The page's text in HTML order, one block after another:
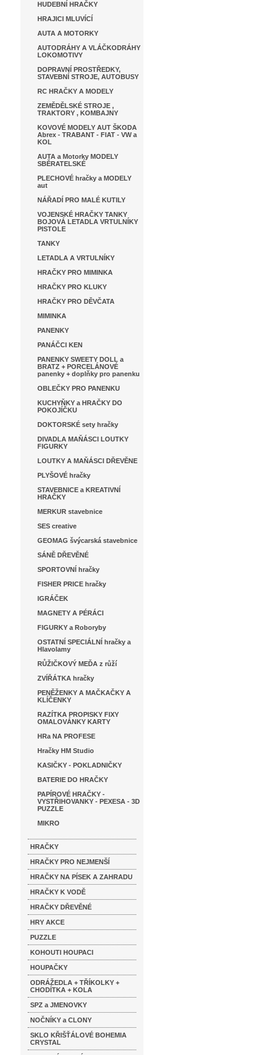
HUDEBNÍ HRAČKY
HRAJICI MLUVÍCÍ
AUTA A MOTORKY
AUTODRÁHY A VLÁČKODRÁHY
LOKOMOTIVY
DOPRAVNÍ PROSTŘEDKY,
STAVEBNÍ STROJE, AUTOBUSY
RC HRAČKY A MODELY
ZEMĚDĚLSKÉ STROJE ,
TRAKTORY , KOMBAJNY
KOVOVÉ MODELY AUT ŠKODA
Abrex - TRABANT - FIAT - VW a
KOL
AUTA a Motorky MODELY
SBĚRATELSKÉ
PLECHOVÉ hračky a MODELY
aut
NÁŘADÍ PRO MALÉ KUTILY
VOJENSKÉ HRAČKY TANKY
BOJOVÁ LETADLA VRTULNÍKY
PISTOLE
TANKY
LETADLA A VRTULNÍKY
HRAČKY PRO MIMINKA
HRAČKY PRO KLUKY
HRAČKY PRO DĚVČATA
MIMINKA
PANENKY
PANÁČCI KEN
PANENKY SWEETY DOLL a
BRATZ + PORCELÁNOVÉ
panenky + doplňky pro panenku
OBLEČKY PRO PANENKU
KUCHYŇKY a HRAČKY DO
POKOJÍČKU
DOKTORSKÉ sety hračky
DIVADLA MAŇÁSCI LOUTKY
FIGURKY
LOUTKY A MAŇÁSCI DŘEVĚNE
PLYŠOVÉ hračky
STAVEBNICE a KREATIVNÍ
HRAČKY
MERKUR stavebnice
SES creative
GEOMAG švýcarská stavebnice
SÁNĚ DŘEVĚNÉ
SPORTOVNÍ hračky
FISHER PRICE hračky
IGRÁČEK
MAGNETY A PÉRÁCI
FIGURKY a Roboryby
OSTATNÍ SPECIÁLNÍ hračky a
Hlavolamy
RŮŽIČKOVÝ MEĎA z růží
ZVÍŘÁTKA hračky
PENĚŽENKY A MAČKAČKY A
KLÍČENKY
RAZÍTKA PROPISKY FIXY
OMALOVÁNKY KARTY
HRa NA PROFESE
Hračky HM Studio
KASIČKY - POKLADNIČKY
BATERIE DO HRAČKY
PAPÍROVÉ HRAČKY -
VYSTŘIHOVANKY - PEXESA - 3D
PUZZLE
MIKRO
HRAČKY
HRAČKY PRO NEJMENŠÍ
HRAČKY NA PÍSEK A ZAHRADU
HRAČKY K VODĚ
HRAČKY DŘEVĚNÉ
HRY AKCE
PUZZLE
KOHOUTI HOUPACI
HOUPAČKY
ODRÁŽEDLA + TŘÍKOLKY +
CHODÍTKA + KOLA
SPZ a JMENOVKY
NOČNÍKY a CLONY
SKLO KŘIŠŤÁLOVÉ BOHEMIA
CRYSTAL